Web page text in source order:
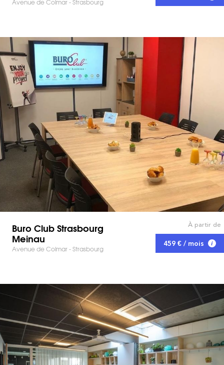
Avenue de Colmar - Strasbourg
Buro Club Strasbourg
Meinau
Avenue de Colmar - Strasbourg
À partir de
459 € / mois